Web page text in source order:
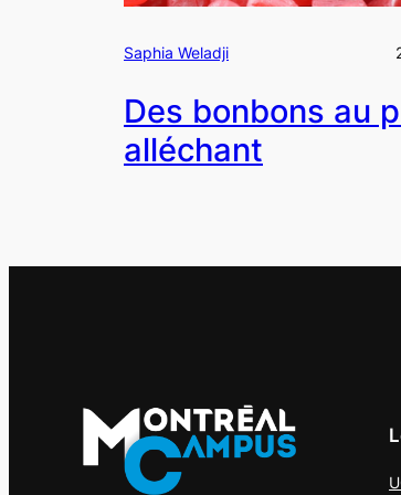
Saphia Weladji
Des bonbons au
alléchant